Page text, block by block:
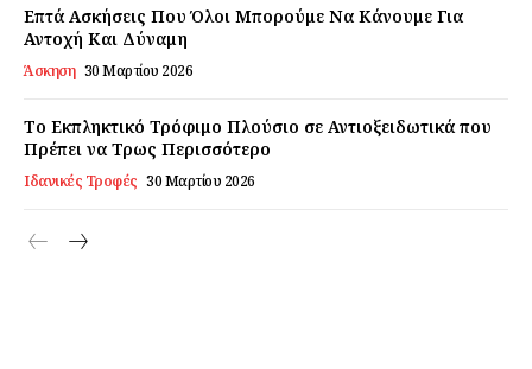
Αποποίηση Ευθυνών
Ο λογαριασμός μου
Επτά Ασκήσεις Που Όλοι Μπορούμε Να Κάνουμε Για
Αντοχή Και Δύναμη
Άσκηση 30 Μαρτίου 2026
Το Εκπληκτικό Τρόφιμο Πλούσιο σε Αντιοξειδωτικά που
Πρέπει να Τρως Περισσότερο
Ιδανικές Τροφές 30 Μαρτίου 2026